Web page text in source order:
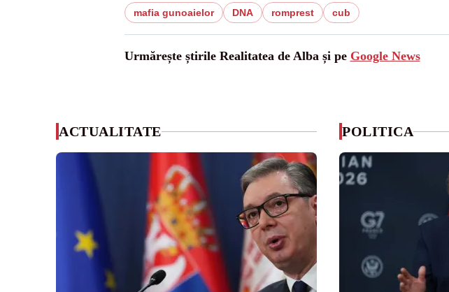
mafia gunoaielor DNA romprest cub
Urmărește știrile Realitatea de Alba și pe Google News
ACTUALITATE POLITICA